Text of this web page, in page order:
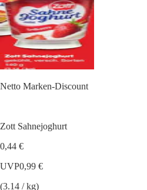
Netto Marken-Discount
Zott Sahnejoghurt
0,44 €
UVP0,99 €
(3.14 / kg)